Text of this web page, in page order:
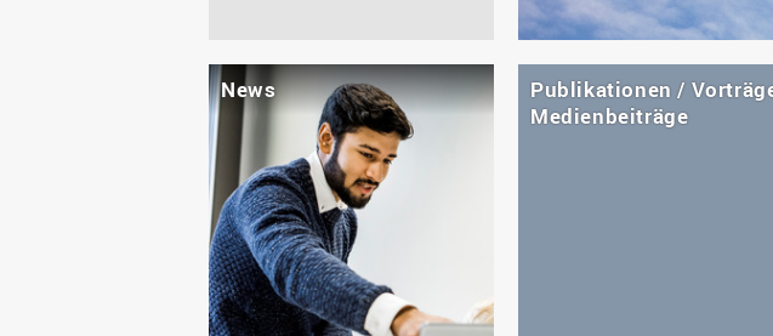
Publikationen /
Medienbeiträge
News